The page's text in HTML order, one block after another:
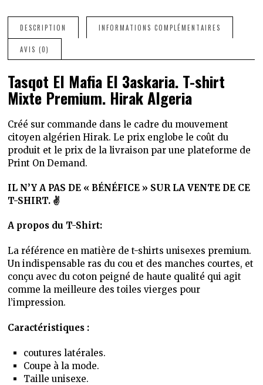
3askaria.
T-
shirt
Mixte
Premium.
Hirak
Algeria
DESCRIPTION INFORMATIONS COMPLÉMENTAIRES
AVIS (0)
Tasqot El Mafia El 3askaria. T-shirt
Mixte Premium. Hirak Algeria
Créé sur commande dans le cadre du mouvement
citoyen algérien Hirak. Le prix englobe le coût du
produit et le prix de la livraison par une plateforme de
Print On Demand.
IL N’Y A PAS DE « BÉNÉFICE » SUR LA VENTE DE CE
T-SHIRT. ✌️
A propos du T-Shirt:
La référence en matière de t-shirts unisexes premium.
Un indispensable ras du cou et des manches courtes, et
conçu avec du coton peigné de haute qualité qui agit
comme la meilleure des toiles vierges pour
l’impression.
Caractéristiques :
coutures latérales.
Coupe à la mode.
Taille unisexe.